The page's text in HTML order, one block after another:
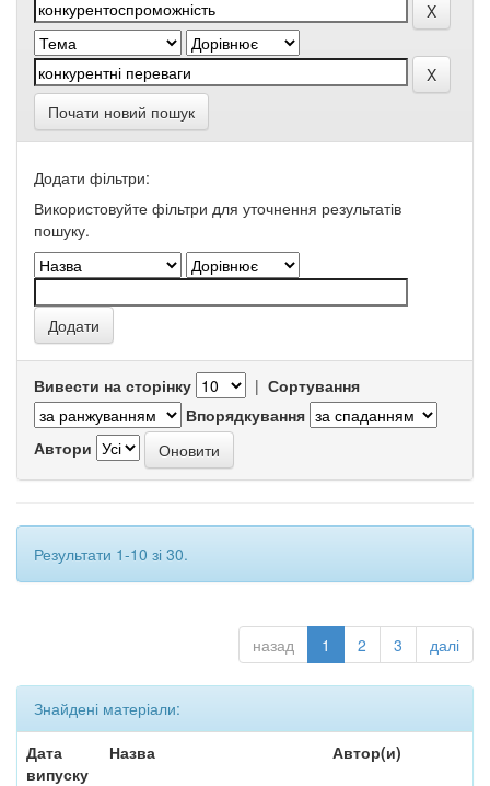
Почати новий пошук
Додати фільтри:
Використовуйте фільтри для уточнення результатів
пошуку.
Вивести на сторінку | Сортування
Впорядкування
Автори
Результати 1-10 зі 30.
назад 1 2 3 далі
Знайдені матеріали:
Дата
випуску
Назва Автор(и)